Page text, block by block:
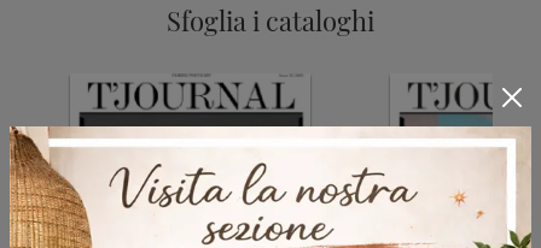
Sfoglia i cataloghi